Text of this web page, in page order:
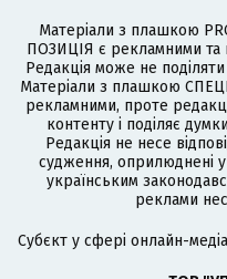
Матеріали з плашкою
ПОЗИЦІЯ є рекламними та
Редакція може не
Матеріали з плашкою
рекламними, проте
контенту і поділяє
Редакція не несе
судження, оприлюднені у
українським
реклами
Cубєкт у сфері онлайн-